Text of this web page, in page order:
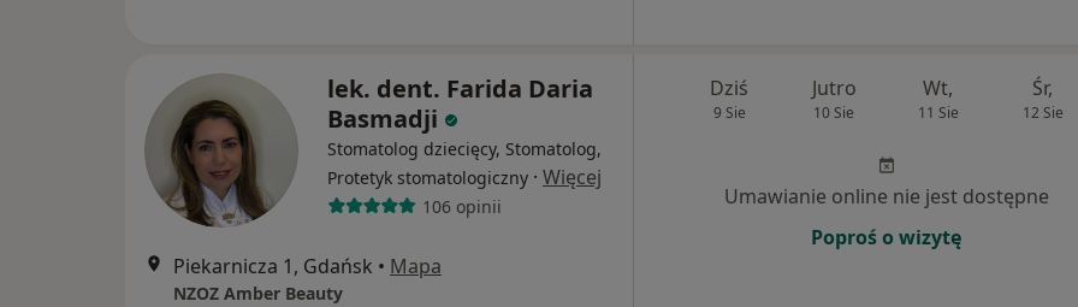
lek. dent. Farida Daria
Basmadji
Stomatolog dziecięcy, Stomatolog,
Protetyk stomatologiczny · Więcej
106 opinii
Piekarnicza 1, Gdańsk • Mapa
NZOZ Amber Beauty
Dziś
9 Sie
Jutro
10 Sie
Wt,
11 Sie
Śr,
12 Sie
Umawianie online nie jest dostępne
Poproś o wizytę